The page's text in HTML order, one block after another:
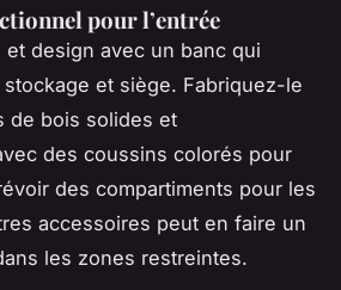
pour l’entrée
design avec un banc qui
et siège. Fabriquez-le
de bois solides et
des coussins colorés pour
des compartiments pour les
accessoires peut en faire un
les zones restreintes.